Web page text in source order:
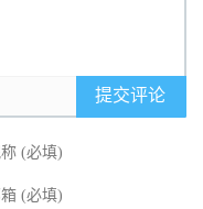
提交评论
称 (必填)
箱 (必填)